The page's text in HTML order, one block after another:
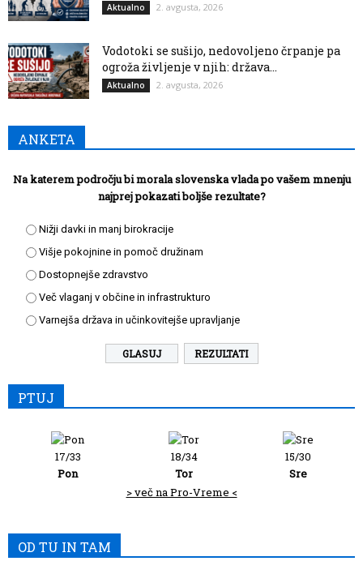
Aktualno 2. avgusta, 2026
Vodotoki se sušijo, nedovoljeno črpanje pa
ogroža življenje v njih: država...
Aktualno 2. avgusta, 2026
ANKETA
Na katerem področju bi morala slovenska vlada po vašem mnenju
najprej pokazati boljše rezultate?
Nižji davki in manj birokracije
Višje pokojnine in pomoč družinam
Dostopnejše zdravstvo
Več vlaganj v občine in infrastrukturo
Varnejša država in učinkovitejše upravljanje
REZULTATI
PTUJ
17/33
Pon
18/34
Tor
15/30
Sre
> več na Pro-Vreme <
OD TU IN TAM